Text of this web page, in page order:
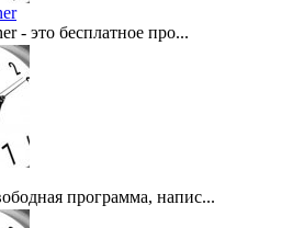
- это бесплатное про...
программа, напис...